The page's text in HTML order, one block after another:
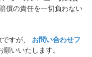
償の責任を一切負わない
すが、
お問い合わせフ
いいたします。